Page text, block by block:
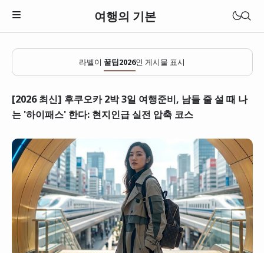
여행의 기본
일본
베트남
라벨이 꿀팁2026인 게시물 표시
[2026 최신] 후쿠오카 2박 3일 여행준비, 남들 줄 설 때 나
는 '하이패스' 한다: 현지인급 실전 압축 코스